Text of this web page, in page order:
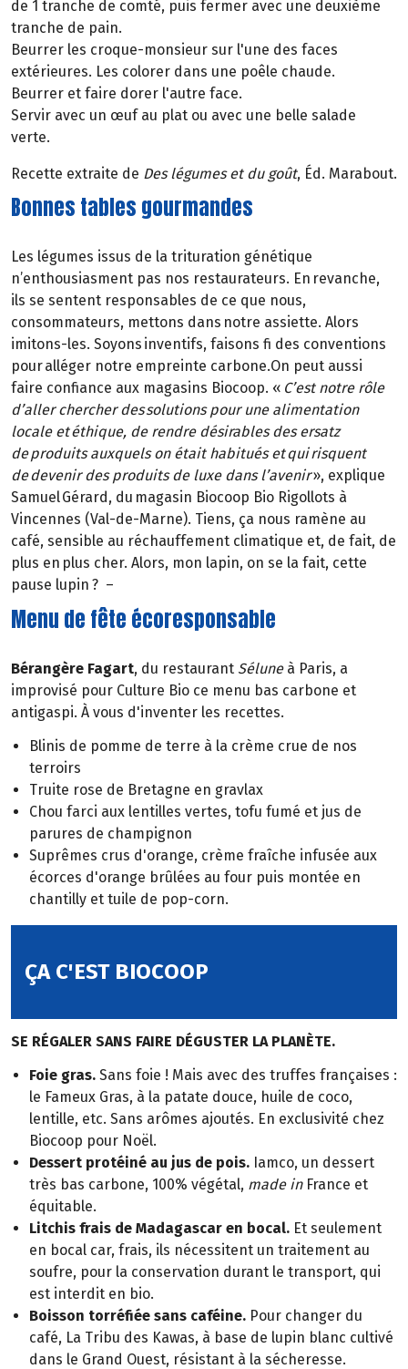
de 1 tranche de comté, puis fermer avec une deuxième
tranche de pain.
Beurrer les croque-monsieur sur l'une des faces
extérieures. Les colorer dans une poêle chaude.
Beurrer et faire dorer l'autre face.
Servir avec un œuf au plat ou avec une belle salade
verte.
Recette extraite de Des légumes et du goût, Éd. Marabout.
Bonnes tables gourmandes
Les légumes issus de la trituration génétique
n’enthousiasment pas nos restaurateurs. En revanche,
ils se sentent responsables de ce que nous,
consommateurs, mettons dans notre assiette. Alors
imitons-les. Soyons inventifs, faisons fi des conventions
pour alléger notre empreinte carbone.On peut aussi
faire confiance aux magasins Biocoop. « C’est notre rôle
d’aller chercher des solutions pour une alimentation
locale et éthique, de rendre désirables des ersatz
de produits auxquels on était habitués et qui risquent
de devenir des produits de luxe dans l’avenir», explique
Samuel Gérard, du magasin Biocoop Bio Rigollots à
Vincennes (Val-de-Marne). Tiens, ça nous ramène au
café, sensible au réchauffement climatique et, de fait, de
plus en plus cher. Alors, mon lapin, on se la fait, cette
pause lupin ? –
Menu de fête écoresponsable
Bérangère Fagart, du restaurant Sélune à Paris, a
improvisé pour Culture Bio ce menu bas carbone et
antigaspi. À vous d'inventer les recettes.
Blinis de pomme de terre à la crème crue de nos
terroirs
Truite rose de Bretagne en gravlax
Chou farci aux lentilles vertes, tofu fumé et jus de
parures de champignon
Suprêmes crus d'orange, crème fraîche infusée aux
écorces d'orange brûlées au four puis montée en
chantilly et tuile de pop-corn.
ÇA C'EST BIOCOOP
SE RÉGALER SANS FAIRE DÉGUSTER LA PLANÈTE.
Foie gras. Sans foie ! Mais avec des truffes françaises :
le Fameux Gras, à la patate douce, huile de coco,
lentille, etc. Sans arômes ajoutés. En exclusivité chez
Biocoop pour Noël.
Dessert protéiné au jus de pois. Iamco, un dessert
très bas carbone, 100% végétal, made inFrance et
équitable.
Litchis frais de Madagascar en bocal. Et seulement
en bocal car, frais, ils nécessitent un traitement au
soufre, pour la conservation durant le transport, qui
est interdit en bio.
Boisson torréfiée sans caféine. Pour changer du
café, La Tribu des Kawas, à base de lupin blanc cultivé
dans le Grand Ouest, résistant à la sécheresse.